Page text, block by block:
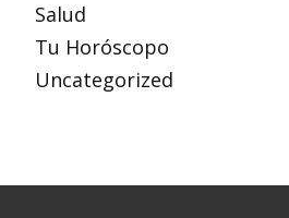
Salud
Tu Horóscopo
Uncategorized